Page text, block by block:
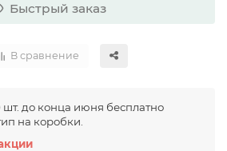
Быстрый заказ
В сравнение
шт. до конца июня бесплатно
на коробки.